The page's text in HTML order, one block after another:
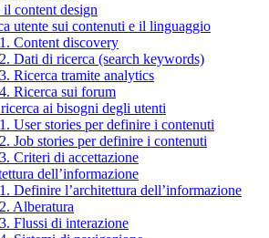
il content design
utente sui contenuti e il linguaggio
Content discovery
Dati di ricerca (search keywords)
Ricerca tramite analytics
Ricerca sui forum
ai bisogni degli utenti
User stories per definire i contenuti
Job stories per definire i contenuti
Criteri di accettazione
dell’informazione
Definire l’architettura dell’informazione
Alberatura
Flussi di interazione